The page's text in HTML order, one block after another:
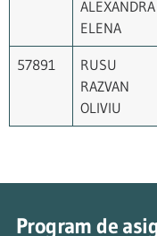
ALEXANDRA
ELENA
57891
RUSU
RAZVAN
OLIVIU
Program de